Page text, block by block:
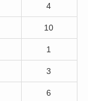
4
10
1
3
6